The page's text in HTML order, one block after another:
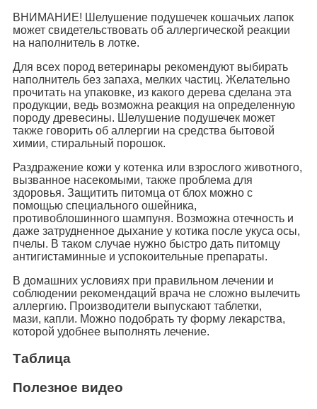
ВНИМАНИЕ! Шелушение подушечек кошачьих лапок
может свидетельствовать об аллергической реакции
на наполнитель в лотке.
Для всех пород ветеринары рекомендуют выбирать
наполнитель без запаха, мелких частиц. Желательно
прочитать на упаковке, из какого дерева сделана эта
продукции, ведь возможна реакция на определенную
породу древесины. Шелушение подушечек может
также говорить об аллергии на средства бытовой
химии, стиральный порошок.
Раздражение кожи у котенка или взрослого животного,
вызванное насекомыми, также проблема для
здоровья. Защитить питомца от блох можно с
помощью специального ошейника,
противоблошинного шампуня. Возможна отечность и
даже затрудненное дыхание у котика после укуса осы,
пчелы. В таком случае нужно быстро дать питомцу
антигистаминные и успокоительные препараты.
В домашних условиях при правильном лечении и
соблюдении рекомендаций врача не сложно вылечить
аллергию. Производители выпускают таблетки,
мази, капли. Можно подобрать ту форму лекарства,
которой удобнее выполнять лечение.
Таблица
Полезное видео